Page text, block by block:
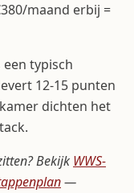
maand erbij =
typisch
12-15 punten
dichten het
Bekijk WWS-
—